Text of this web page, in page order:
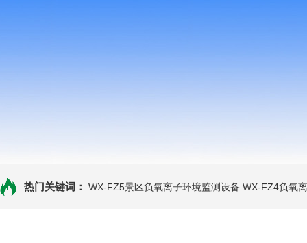
热门关键词： WX-FZ5景区负氧离子环境监测设备 WX-FZ4负氧